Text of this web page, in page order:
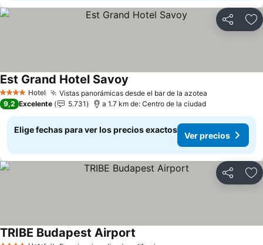
Compartir
4 EstrellasHotel Vistas panorámicas desde el bar de la azotea
Est Grand Hotel Savoy
9,2 Excelente 5.731 a 1.7 km de: Centro de la ciudad
Elige fechas para ver los precios exactos
Ver precios
Compartir
TRIBE Budapest Airport